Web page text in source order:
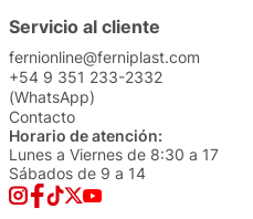
Servicio al cliente
fernionline@ferniplast.com
+54 9 351 233-2332
(WhatsApp)
Contacto
Horario de atención:
Lunes a Viernes de 8:30 a 17
Sábados de 9 a 14